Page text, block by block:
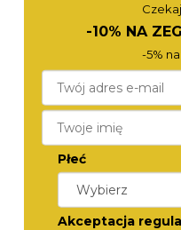
ROAMER
993819 41 85 20
1 680,-
-10% NA
-5%
Płeć
Akceptacja